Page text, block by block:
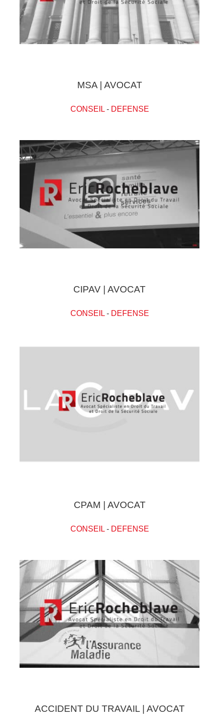
MSA | AVOCAT
CONSEIL- DEFENSE
CIPAV | AVOCAT
CONSEIL- DEFENSE
CPAM | AVOCAT
CONSEIL- DEFENSE
ACCIDENT DU TRAVAIL | AVOCAT